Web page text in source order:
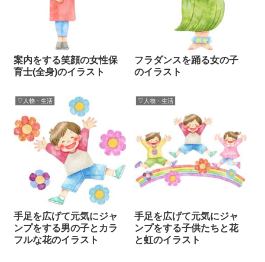
案内をする笑顔の女性保
育士(全身)のイラスト
フラダンスを踊る女の子
のイラスト
▽人物・生活
手足を広げて元気にジャ
ンプをする男の子とカラ
フルな花のイラスト
▽人物・生活
手足を広げて元気にジャ
ンプをする子供たちと花
と虹のイラスト